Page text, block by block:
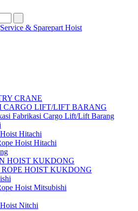
CRANE
CARGO LIFT/LIFT BARANG
Fabrikasi Cargo Lift/Lift Barang
Hitachi
Hoist Hitachi
HOIST KUKDONG
HOIST KUKDONG
Hoist Mitsubishi
Nitchi